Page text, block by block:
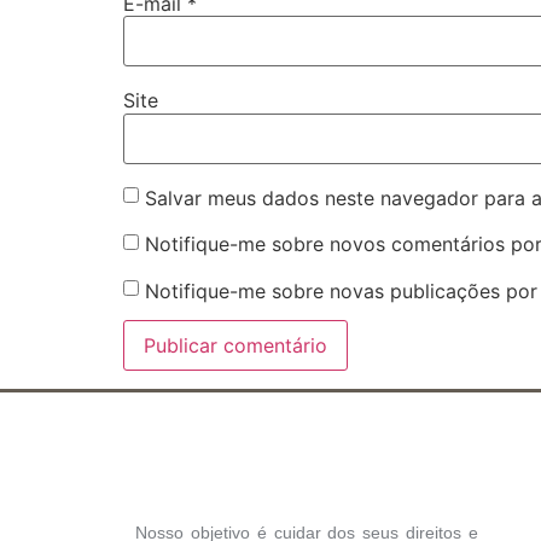
Site
Salvar meus dados neste navegador para
Notifique-me sobre novos comentários
Notifique-me sobre novas publicações
Nosso objetivo é cuidar dos seus direitos e